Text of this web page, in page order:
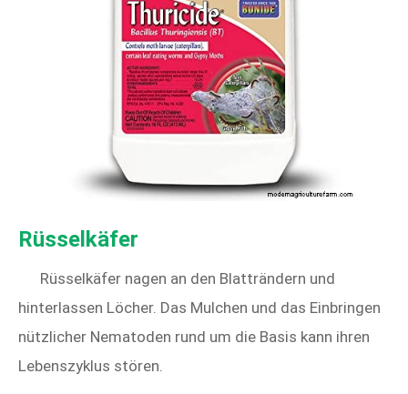
Rüsselkäfer
Rüsselkäfer nagen an den Blatträndern und
hinterlassen Löcher. Das Mulchen und das Einbringen
nützlicher Nematoden rund um die Basis kann ihren
Lebenszyklus stören.